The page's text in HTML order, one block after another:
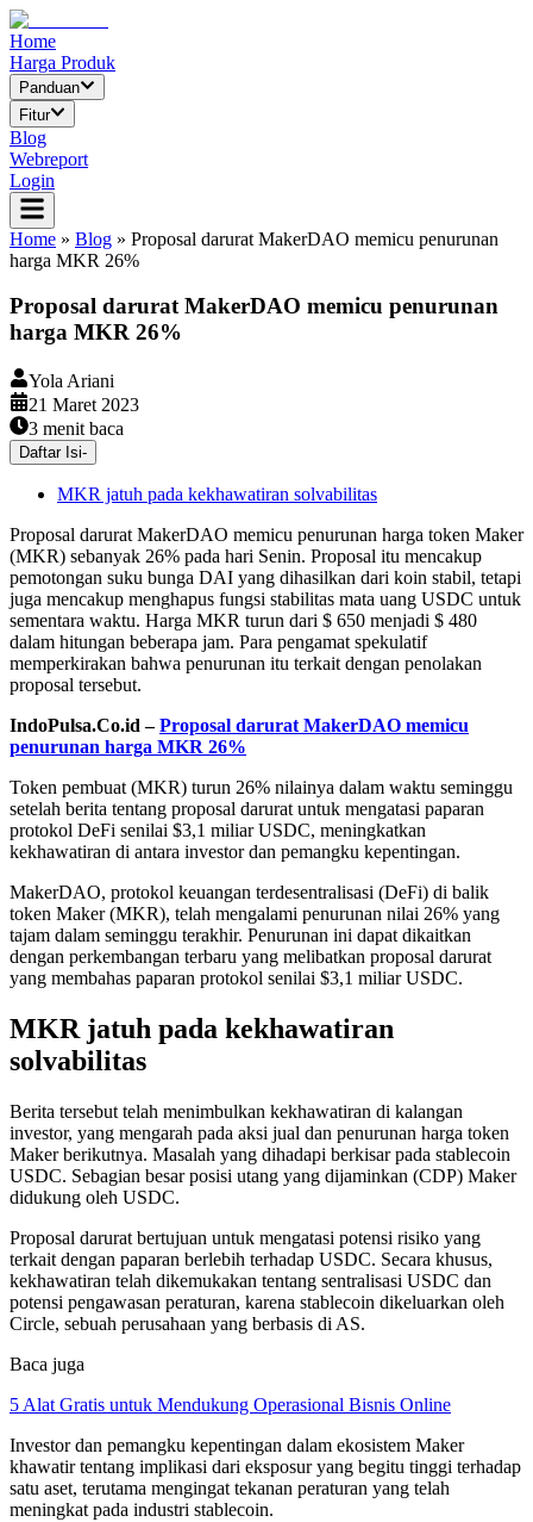
Home
Harga Produk
Panduan
Fitur
Blog
Webreport
Login
Home » Blog » Proposal darurat MakerDAO memicu penurunan
harga MKR 26%
Proposal darurat MakerDAO memicu penurunan
harga MKR 26%
Yola Ariani
21 Maret 2023
3 menit baca
Daftar Isi-
MKR jatuh pada kekhawatiran solvabilitas
Proposal darurat MakerDAO memicu penurunan harga token Maker
(MKR) sebanyak 26% pada hari Senin. Proposal itu mencakup
pemotongan suku bunga DAI yang dihasilkan dari koin stabil, tetapi
juga mencakup menghapus fungsi stabilitas mata uang USDC untuk
sementara waktu. Harga MKR turun dari $ 650 menjadi $ 480
dalam hitungan beberapa jam. Para pengamat spekulatif
memperkirakan bahwa penurunan itu terkait dengan penolakan
proposal tersebut.
IndoPulsa.Co.id –Proposal darurat MakerDAO memicu
penurunan harga MKR 26%
Token pembuat (MKR) turun 26% nilainya dalam waktu seminggu
setelah berita tentang proposal darurat untuk mengatasi paparan
protokol DeFi senilai $3,1 miliar USDC, meningkatkan
kekhawatiran di antara investor dan pemangku kepentingan.
MakerDAO, protokol keuangan terdesentralisasi (DeFi) di balik
token Maker (MKR), telah mengalami penurunan nilai 26% yang
tajam dalam seminggu terakhir. Penurunan ini dapat dikaitkan
dengan perkembangan terbaru yang melibatkan proposal darurat
yang membahas paparan protokol senilai $3,1 miliar USDC.
MKR jatuh pada kekhawatiran
solvabilitas
Berita tersebut telah menimbulkan kekhawatiran di kalangan
investor, yang mengarah pada aksi jual dan penurunan harga token
Maker berikutnya. Masalah yang dihadapi berkisar pada stablecoin
USDC. Sebagian besar posisi utang yang dijaminkan (CDP) Maker
didukung oleh USDC.
Proposal darurat bertujuan untuk mengatasi potensi risiko yang
terkait dengan paparan berlebih terhadap USDC. Secara khusus,
kekhawatiran telah dikemukakan tentang sentralisasi USDC dan
potensi pengawasan peraturan, karena stablecoin dikeluarkan oleh
Circle, sebuah perusahaan yang berbasis di AS.
Baca juga
5 Alat Gratis untuk Mendukung Operasional Bisnis Online
Investor dan pemangku kepentingan dalam ekosistem Maker
khawatir tentang implikasi dari eksposur yang begitu tinggi terhadap
satu aset, terutama mengingat tekanan peraturan yang telah
meningkat pada industri stablecoin.